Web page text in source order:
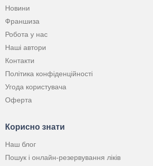
Новини
Франшиза
Робота у нас
Наші автори
Контакти
Політика конфіденційності
Угода користувача
Оферта
Корисно знати
Наш блог
Пошук і онлайн-резервування ліків